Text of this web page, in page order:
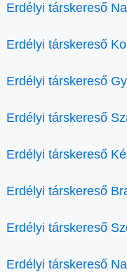
Erdélyi társkereső
Erdélyi társkereső
Erdélyi társkereső
Erdélyi társkereső
Erdélyi társkereső
Erdélyi társkereső
Erdélyi társkereső
Erdélyi társkereső